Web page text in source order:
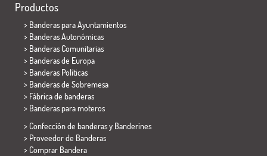
Productos
> Banderas para Ayuntamientos
> Banderas Autonómicas
> Banderas Comunitarias
> Banderas de Europa
> Banderas Políticas
> Banderas de Sobremesa
> Fábrica de banderas
> Banderas para moteros
> Confección de banderas y Banderines
> Proveedor de Banderas
> Comprar Bandera